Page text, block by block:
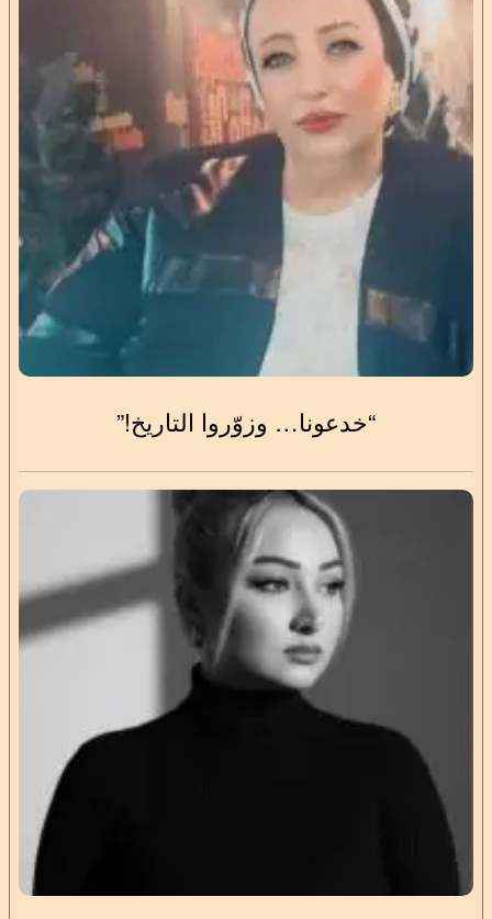
“خدعونا… وزوّروا التاريخ!”